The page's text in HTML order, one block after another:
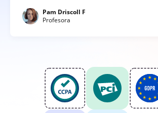
Pam Driscoll F
Profesora